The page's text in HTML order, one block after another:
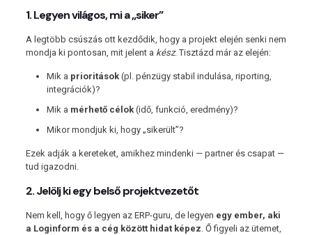
1. Legyen világos, mi a „siker”
A legtöbb csúszás ott kezdődik, hogy a projekt elején senki nem
mondja ki pontosan, mit jelent a kész. Tisztázd már az elején:
Mik a prioritások(pl. pénzügy stabil indulása, riporting,
integrációk)?
Mik a mérhető célok(idő, funkció, eredmény)?
Mikor mondjuk ki, hogy „sikerült”?
Ezek adják a kereteket, amikhez mindenki — partner és csapat —
tud igazodni.
2. Jelölj ki egy belső projektvezetőt
Nem kell, hogy ő legyen az ERP-guru, de legyen egy ember, aki
a Loginform és a cég között hidat képez. Ő figyeli az ütemet,